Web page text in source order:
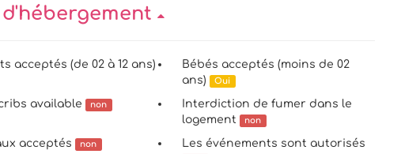
d'hébergement
acceptés (de 02 à 12 ans)
Bébés acceptés (moins de 02
ans)
Oui
available non
Interdiction de fumer dans le
logement
non
acceptés non Les événements sont autorisés